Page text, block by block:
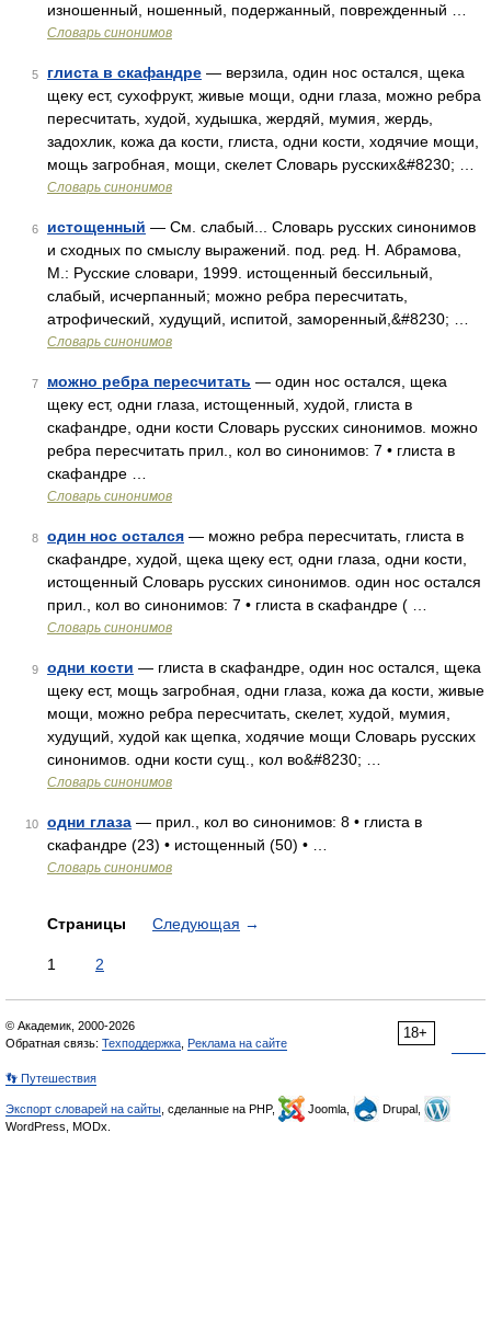
изношенный, ношенный, подержанный, поврежденный …
Словарь синонимов
5 глиста в скафандре — верзила, один нос остался, щека
щеку ест, сухофрукт, живые мощи, одни глаза, можно ребра
пересчитать, худой, худышка, жердяй, мумия, жердь,
задохлик, кожа да кости, глиста, одни кости, ходячие мощи,
мощь загробная, мощи, скелет Словарь русских&#8230; …
Словарь синонимов
6 истощенный — См. слабый... Словарь русских синонимов
и сходных по смыслу выражений. под. ред. Н. Абрамова,
М.: Русские словари, 1999. истощенный бессильный,
слабый, исчерпанный; можно ребра пересчитать,
атрофический, худущий, испитой, заморенный,&#8230; …
Словарь синонимов
7 можно ребра пересчитать — один нос остался, щека
щеку ест, одни глаза, истощенный, худой, глиста в
скафандре, одни кости Словарь русских синонимов. можно
ребра пересчитать прил., кол во синонимов: 7 • глиста в
скафандре …
Словарь синонимов
8 один нос остался — можно ребра пересчитать, глиста в
скафандре, худой, щека щеку ест, одни глаза, одни кости,
истощенный Словарь русских синонимов. один нос остался
прил., кол во синонимов: 7 • глиста в скафандре ( …
Словарь синонимов
9 одни кости — глиста в скафандре, один нос остался, щека
щеку ест, мощь загробная, одни глаза, кожа да кости, живые
мощи, можно ребра пересчитать, скелет, худой, мумия,
худущий, худой как щепка, ходячие мощи Словарь русских
синонимов. одни кости сущ., кол во&#8230; …
Словарь синонимов
10 одни глаза — прил., кол во синонимов: 8 • глиста в
скафандре (23) • истощенный (50) • …
Словарь синонимов
Страницы Следующая →
1 2
18+
© Академик, 2000-2026
Обратная связь: Техподдержка Реклама на сайте
👣 Путешествия
Экспорт словарей на сайты , сделанные на PHP, Joomla,
Drupal,
WordPress, MODx.